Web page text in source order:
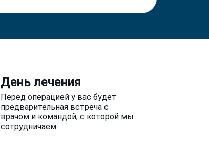
День лечения
Перед операцией у вас будет
предварительная встреча с
врачом и командой, с которой мы
сотрудничаем.